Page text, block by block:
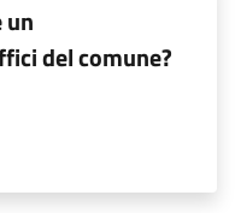
un
del comune?